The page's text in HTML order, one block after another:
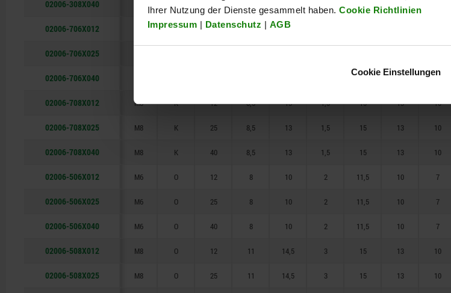
Ihrer Nutzung der Dienste gesammelt haben. Cookie Richtlinien
Impressum | Datenschutz | AGB
Cookie Einstellungen
02006-308X040 F 40 15 13
02006-706X012 K 12 6 9,5
02006-706X025
02006-706X040 11,5 10 7
02006-708X012 M8 K 12 8,5 13 1,5 15 13 10
02006-708X025 M8 K 25 8,5 13 1,5 15 13 10
02006-708X040 M8 K 40 8,5 13 1,5 15 13 10
02006-506X012 M6 O 12 8 10 2 11,5 10 7
02006-506X025 M6 O 25 8 10 2 11,5 10 7
02006-506X040 M6 O 40 8 10 2 11,5 10 7
02006-508X012 M8 O 12 11 14,5 3 15 13 10
02006-508X025 M8 O 25 11 14,5 3 15 13 10